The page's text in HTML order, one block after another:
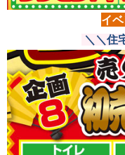
イ
＼＼住